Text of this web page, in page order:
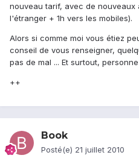
nouveau tarif, avec de
l'étranger + 1h vers les mobiles).
Alors si comme moi vous étiez
conseil de vous renseigner,
pas de mal ... Et surtout,
++
Book
Posté(e) 21 juillet 2010